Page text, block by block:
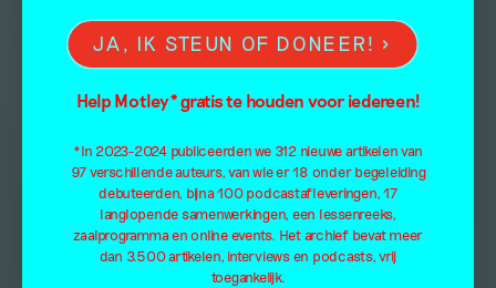
JA, IK STEUN OF DONEER!
Help Motley* gratis te houden voor iedereen!
*In 2023-2024 publiceerden we 312 nieuwe artikelen van
97 verschillende auteurs, van wie er 18 onder begeleiding
debuteerden, bijna 100 podcastafleveringen, 17
langlopende samenwerkingen, een lessenreeks,
zaalprogramma en online events. Het archief bevat meer
dan 3.500 artikelen, interviews en podcasts, vrij
toegankelijk.